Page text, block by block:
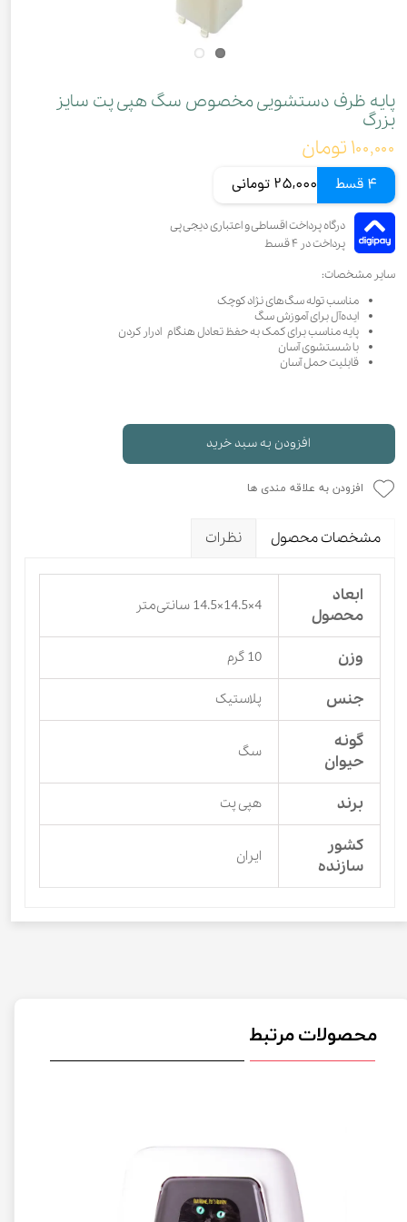
پایه ظرف دستشویی مخصوص سگ هپی پت سایز
بزرگ
۱۰۰,۰۰۰ تومان
4 قسط 25,000 تومانی
سایر مشخصات:
مناسب توله‌ سگ‌های نژاد کوچک
ایده‌آل برای آموزش سگ
پایه مناسب برای کمک به حفظ تعادل هنگام ادرار کردن
با شستشوی آسان
قابلیت حمل آسان
افزودن به سبد خرید
افزودن به علاقه مندی ها
مشخصات محصول نظرات
ابعاد
محصول
4×14.5×14.5 سانتی‌متر
وزن 10 گرم
جنس پلاستیک
گونه
حیوان
سگ
برند هپی پت
کشور
سازنده
ایران
محصولات مرتبط